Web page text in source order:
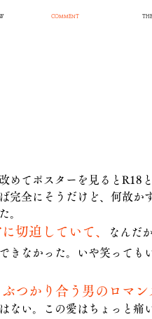
COMMENT
めてポスターを見るとR18
完全にそうだけど、何故か
。
切迫していて、
なんだ
きなかった。いや笑っても
つかり合う男のロマン
ない。この愛はちょっと痛